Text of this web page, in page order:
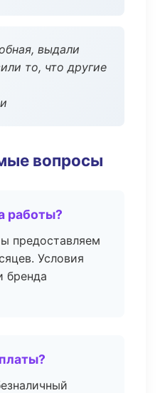
выдали
то, что другие
вопросы
работы?
предоставляем
Условия
бренда